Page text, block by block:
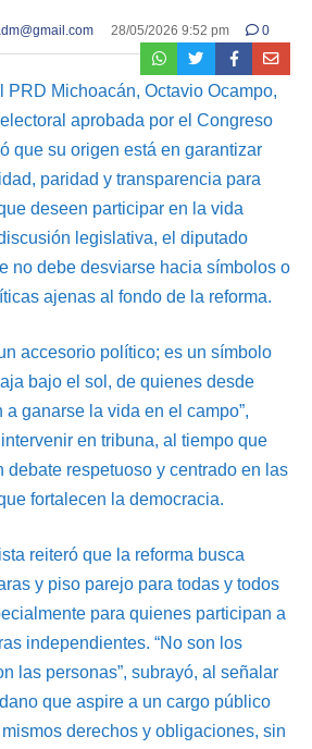
28/05/2026 9:52 pm 0
PRD Michoacán, Octavio Ocampo,
aprobada por el Congreso
que su origen está en garantizar
paridad y transparencia para
deseen participar en la vida
legislativa, el diputado
no debe desviarse hacia símbolos o
ajenas al fondo de la reforma.
accesorio político; es un símbolo
bajo el sol, de quienes desde
a ganarse la vida en el campo”,
en tribuna, al tiempo que
debate respetuoso y centrado en las
fortalecen la democracia.
reiteró que la reforma busca
y piso parejo para todas y todos
para quienes participan a
independientes. “No son los
las personas”, subrayó, al señalar
que aspire a un cargo público
derechos y obligaciones, sin